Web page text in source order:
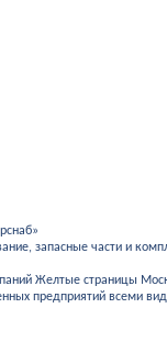
запасные части и
Желтые страницы
предприятий всеми